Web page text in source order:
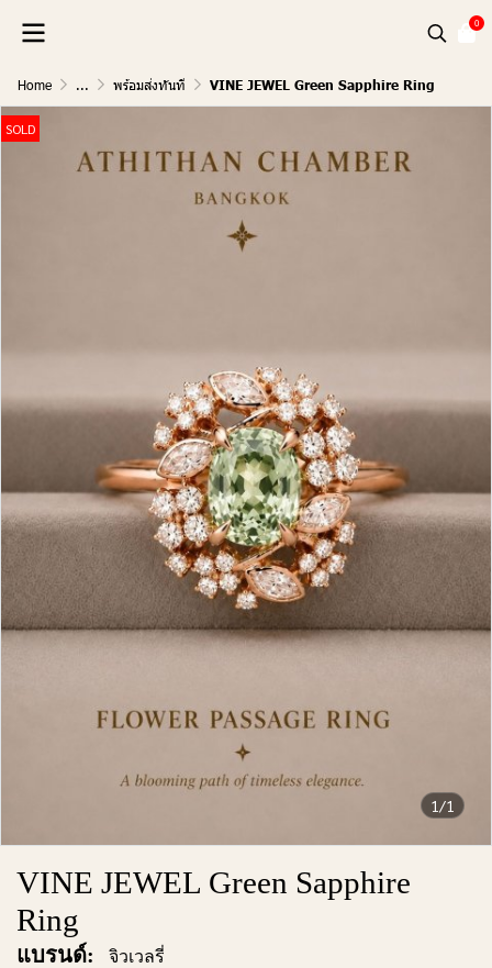
0
Home ... พร้อมส่งทันที VINE JEWEL Green Sapphire Ring
1/1
SOLD
VINE JEWEL Green Sapphire
Ring
แบรนด์: จิวเวลรี่